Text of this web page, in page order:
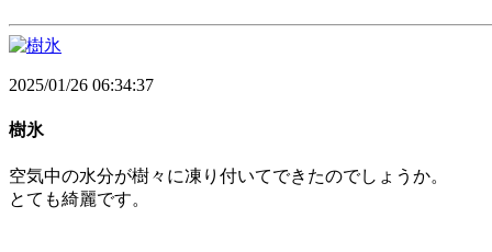
2025/01/26 06:34:37
樹氷
空気中の水分が樹々に凍り付いてできたのでしょうか。
とても綺麗です。